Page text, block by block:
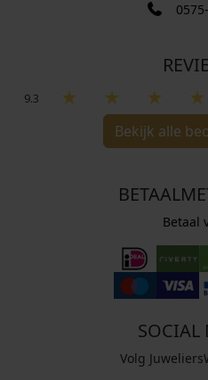
9.3
Bekijk alle
Betaal
SOCIAL
Volg